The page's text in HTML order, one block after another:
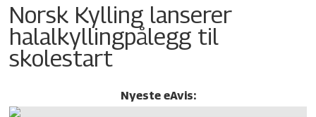
Norsk Kylling lanserer
halalkylling­pålegg til
skolestart
Nyeste eAvis: